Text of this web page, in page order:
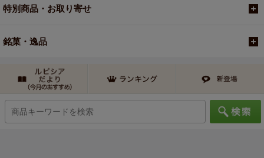
特別商品・お取り寄せ
銘菓・逸品